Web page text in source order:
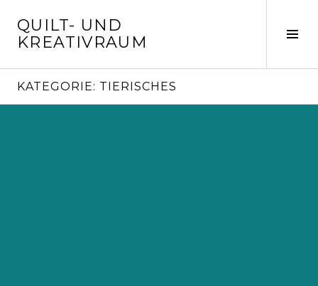
zum
Inhalt
QUILT- UND
KREATIVRAUM
KATEGORIE: TIERISCHES